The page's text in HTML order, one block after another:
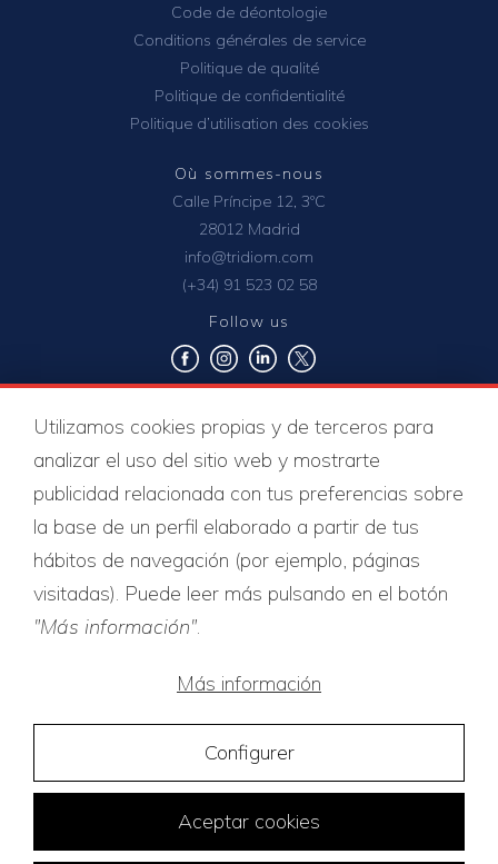
Code de déontologie
Conditions générales de service
Politique de qualité
Politique de confidentialité
Politique d’utilisation des cookies
Où sommes-nous
Calle Príncipe 12, 3ºC
28012 Madrid
info@tridiom.com
(+34) 91 523 02 58
Follow us
Certificats de qualité
Utilizamos cookies propias y de terceros para
analizar el uso del sitio web y mostrarte
publicidad relacionada con tus preferencias sobre
la base de un perfil elaborado a partir de tus
hábitos de navegación (por ejemplo, páginas
visitadas). Puede leer más pulsando en el botón
"Más información".
Más información
Configurer
Aceptar cookies